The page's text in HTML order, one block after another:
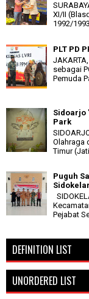
XI/II
1992/
PLT PD
sebagai
Pemuda
Sidoarjo
Park
Olahraga
Timur
Puguh
Pejabat
DEFINITION LIST
UNORDERED LIST